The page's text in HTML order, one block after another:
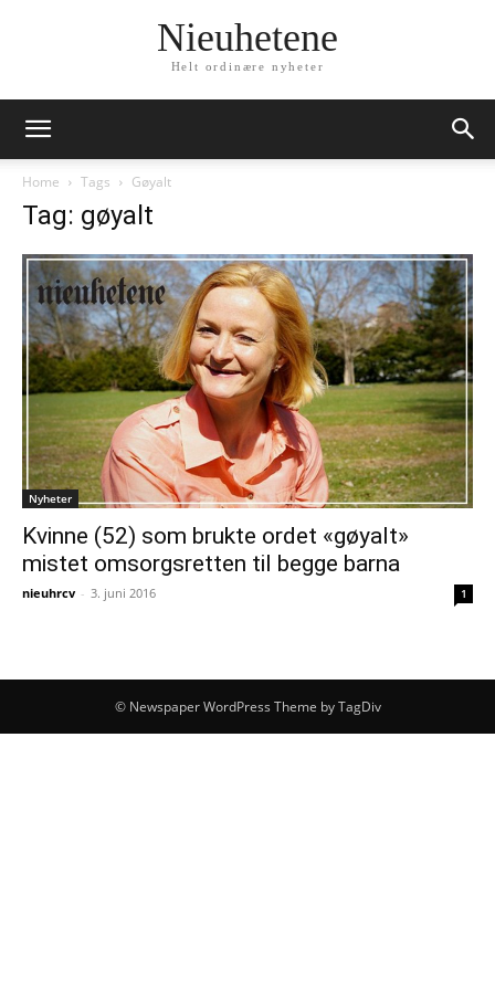
Nieuhetene
Helt ordinære nyheter
Home Tags Gøyalt
Tag: gøyalt
Nyheter
Kvinne (52) som brukte ordet «gøyalt»
mistet omsorgsretten til begge barna
nieuhrcv - 3. juni 2016 1
© Newspaper WordPress Theme by TagDiv